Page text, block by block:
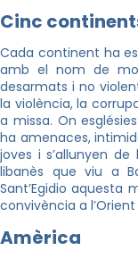
Cinc
Cada continent ha
amb el nom de
desarmats i no
la violència, la
a missa. On
ha amenaces,
joves i s’allunyen
libanès que viu a
Sant’Egidio aquesta
convivència a l’Orient
Amèrica